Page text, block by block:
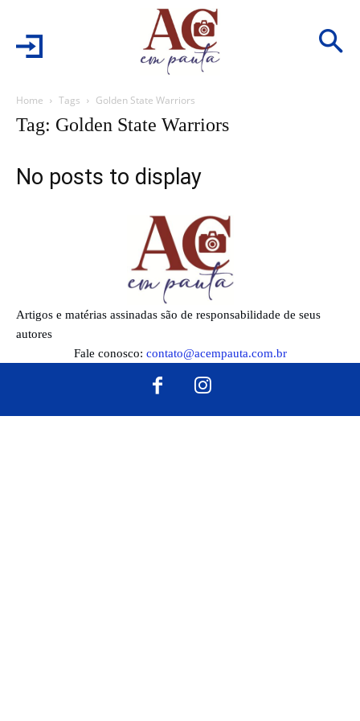
Home Tags Golden State Warriors
Tag: Golden State Warriors
No posts to display
Artigos e matérias assinadas são de responsabilidade de seus
autores
Fale conosco: contato@acempauta.com.br